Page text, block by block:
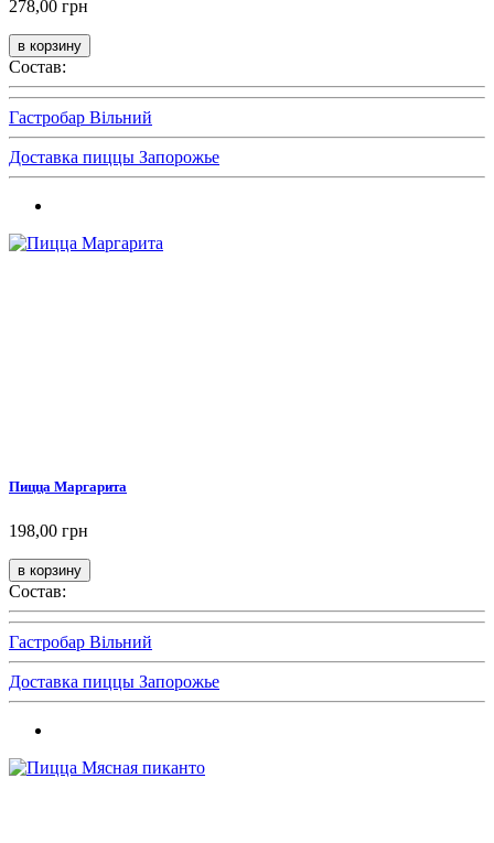
278,00 грн
Состав:
Гастробар Вільний
Доставка пиццы Запорожье
Пицца Маргарита
198,00 грн
Состав:
Гастробар Вільний
Доставка пиццы Запорожье